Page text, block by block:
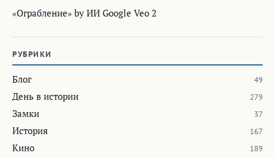
«Ограбление» by ИИ Google Veo 2
РУБРИКИ
Блог 49
День в истории 279
Замки 37
История 167
Кино 189